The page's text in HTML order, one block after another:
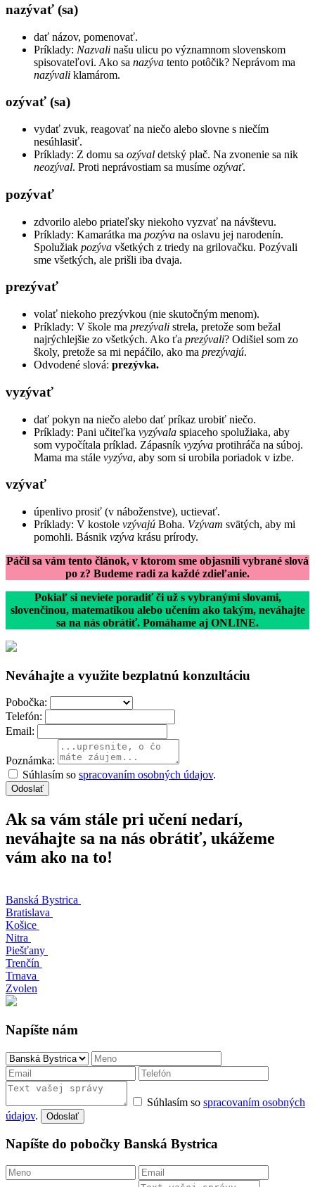
nazývať (sa)
dať názov, pomenovať.
Príklady: Nazvali našu ulicu po významnom slovenskom
spisovateľovi. Ako sa nazýva tento potôčik? Neprávom ma
nazývali klamárom.
ozývať (sa)
vydať zvuk, reagovať na niečo alebo slovne s niečím
nesúhlasiť.
Príklady: Z domu sa ozýval detský plač. Na zvonenie sa nik
neozýval. Proti neprávostiam sa musíme ozývať.
pozývať
zdvorilo alebo priateľsky niekoho vyzvať na návštevu.
Príklady: Kamarátka ma pozýva na oslavu jej narodenín.
Spolužiak pozýva všetkých z triedy na grilovačku. Pozývali
sme všetkých, ale prišli iba dvaja.
prezývať
volať niekoho prezývkou (nie skutočným menom).
Príklady: V škole ma prezývali strela, pretože som bežal
najrýchlejšie zo všetkých. Ako ťa prezývali? Odišiel som zo
školy, pretože sa mi nepáčilo, ako ma prezývajú.
Odvodené slová: prezývka.
vyzývať
dať pokyn na niečo alebo dať príkaz urobiť niečo.
Príklady: Pani učiteľka vyzývala spiaceho spolužiaka, aby
som vypočítala príklad. Zápasník vyzýva protihráča na súboj.
Mama ma stále vyzýva, aby som si urobila poriadok v izbe.
vzývať
úpenlivo prosiť (v náboženstve), uctievať.
Príklady: V kostole vzývajú Boha. Vzývam svätých, aby mi
pomohli. Básnik vzýva krásu prírody.
Páčil sa vám tento článok, v ktorom sme objasnili vybrané slová
po z? Budeme radi za každé zdieľanie.
Pokiaľ si neviete poradiť či už s vybranými slovami,
slovenčinou, matematikou alebo učením ako takým, neváhajte
sa na nás obrátiť. Pomáhame aj ONLINE.
Neváhajte a využite bezplatnú konzultáciu
Pobočka:
Telefón:
Email:
Poznámka:
Súhlasím so spracovaním osobných údajov.
Odoslať
Ak sa vám stále pri učení nedarí,
neváhajte sa na nás obrátiť, ukážeme
vám ako na to!
Banská Bystrica
Bratislava
Košice
Nitra
Piešťany
Trenčín
Trnava
Zvolen
Napíšte nám
Súhlasím so spracovaním osobných
údajov. Odoslať
Napíšte do pobočky Banská Bystrica